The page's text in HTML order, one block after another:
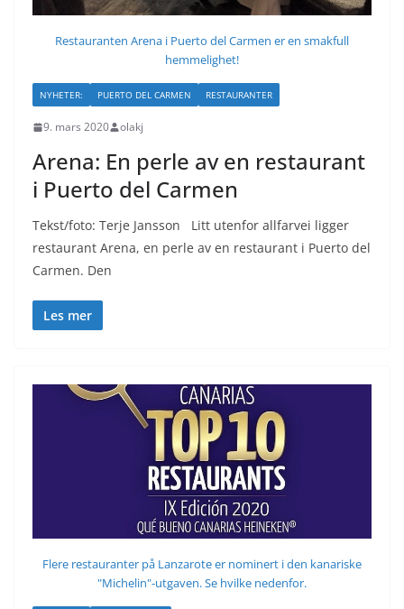
Restauranten Arena i Puerto del Carmen er en smakfull
hemmelighet!
NYHETER: PUERTO DEL CARMEN RESTAURANTER
9. mars 2020 olakj
Arena: En perle av en restaurant
i Puerto del Carmen
Tekst/foto: Terje Jansson Litt utenfor allfarvei ligger
restaurant Arena, en perle av en restaurant i Puerto del
Carmen. Den
Les mer
Flere restauranter på Lanzarote er nominert i den kanariske
"Michelin"-utgaven. Se hvilke nedenfor.